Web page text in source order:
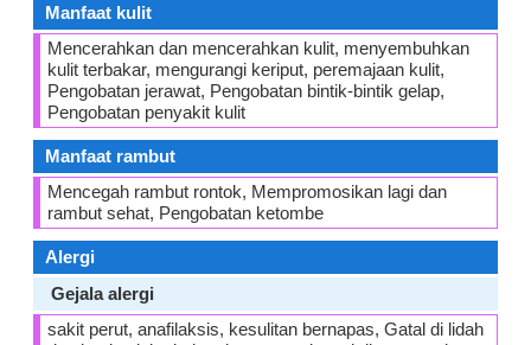
Manfaat kulit
Mencerahkan dan mencerahkan kulit, menyembuhkan
kulit terbakar, mengurangi keriput, peremajaan kulit,
Pengobatan jerawat, Pengobatan bintik-bintik gelap,
Pengobatan penyakit kulit
Manfaat rambut
Mencegah rambut rontok, Mempromosikan lagi dan
rambut sehat, Pengobatan ketombe
Alergi
Gejala alergi
sakit perut, anafilaksis, kesulitan bernapas, Gatal di lidah